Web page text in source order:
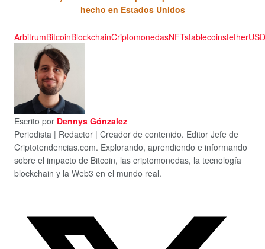
hecho en Estados Unidos
ArbitrumBitcoinBlockchainCriptomonedasNFTstablecoinstether
Escrito por Dennys Gónzalez
Periodista | Redactor | Creador de contenido. Editor Jefe de
Criptotendencias.com. Explorando, aprendiendo e informando
sobre el impacto de Bitcoin, las criptomonedas, la tecnología
blockchain y la Web3 en el mundo real.